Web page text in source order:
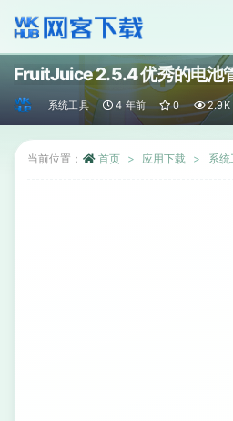
FruitJuice 2.5.4 优秀的电池
系统工具 4 年前 0 2.9K
当前位置： 首页 应用下载 系
全部